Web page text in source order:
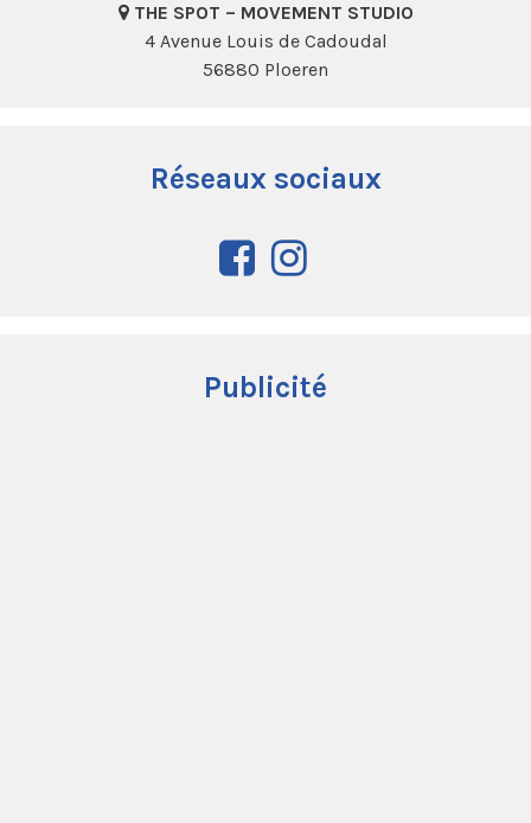
THE SPOT – MOVEMENT STUDIO
4 Avenue Louis de Cadoudal
56880 Ploeren
Réseaux sociaux
Publicité